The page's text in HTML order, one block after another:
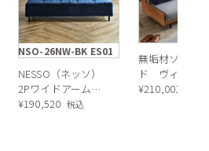
NSO-26NW-BK ES01
NESSO（ネッソ）
2Pワイドアームレ
スソファ（ES01）
¥190,520 税込
無垢材ソファ
ド ヴィンテ
ナチュラル×
¥210,001